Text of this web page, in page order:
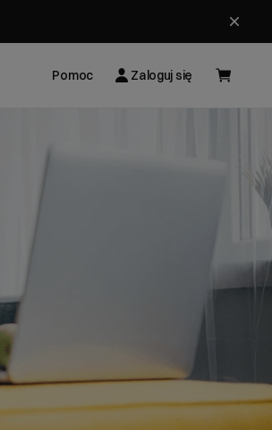
Pomoc Zaloguj się